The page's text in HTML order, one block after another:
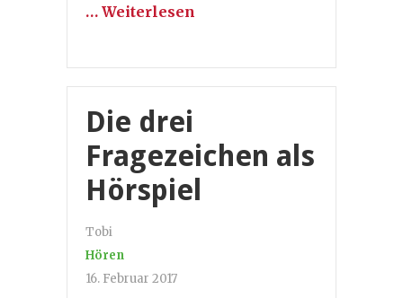
… Weiterlesen
Die drei
Fragezeichen als
Hörspiel
Tobi
Hören
16. Februar 2017